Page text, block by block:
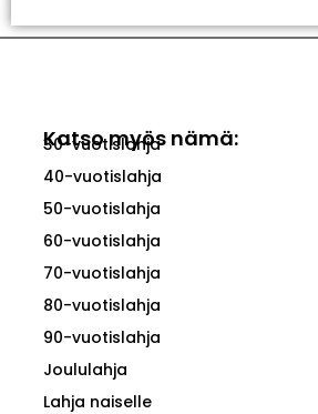
Katso myös nämä:
30-vuotislahja
40-vuotislahja
50-vuotislahja
60-vuotislahja
70-vuotislahja
80-vuotislahja
90-vuotislahja
Joululahja
Lahja naiselle